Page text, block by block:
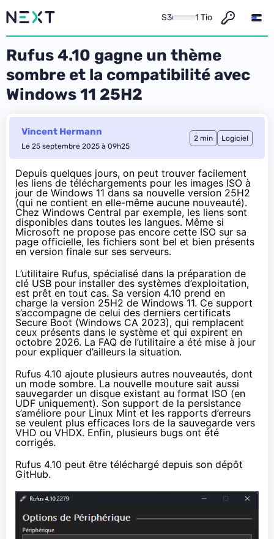
S3 1 Tio
Rufus 4.10 gagne un thème
sombre et la compatibilité avec
Windows 11 25H2
Vincent Hermann
Le 25 septembre 2025 à 09h25
2 min Logiciel
Depuis quelques jours, on peut trouver facilement
les liens de téléchargements pour les images ISO à
jour de Windows 11 dans sa nouvelle version 25H2
(qui ne contient en elle-même aucune nouveauté).
Chez Windows Central par exemple, les liens sont
disponibles dans toutes les langues. Même si
Microsoft ne propose pas encore cette ISO sur sa
page officielle, les fichiers sont bel et bien présents
en version finale sur ses serveurs.
L’utilitaire Rufus, spécialisé dans la préparation de
clé USB pour installer des systèmes d’exploitation,
est prêt en tout cas. Sa version 4.10 prend en
charge la version 25H2 de Windows 11. Ce support
s’accompagne de celui des derniers certificats
Secure Boot (Windows CA 2023), qui remplacent
ceux présents dans le système et qui expirent en
octobre 2026. La FAQ de l’utilitaire a été mise à jour
pour expliquer d’ailleurs la situation.
Rufus 4.10 ajoute plusieurs autres nouveautés, dont
un mode sombre. La nouvelle mouture sait aussi
sauvegarder un disque existant au format ISO (en
UDF uniquement). Son support de la persistance
s’améliore pour Linux Mint et les rapports d’erreurs
se veulent plus efficaces lors de la sauvegarde vers
VHD ou VHDX. Enfin, plusieurs bugs ont été
corrigés.
Rufus 4.10 peut être téléchargé depuis son dépôt
GitHub.